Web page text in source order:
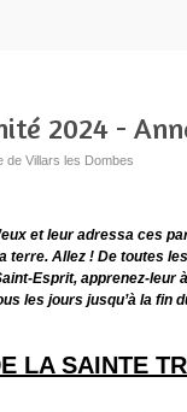
2024 -
de Villars les Dombes
et leur adressa ces
terre. Allez ! De toutes
Esprit, apprenez-leur
les jours jusqu’à la fin
LA SAINTE